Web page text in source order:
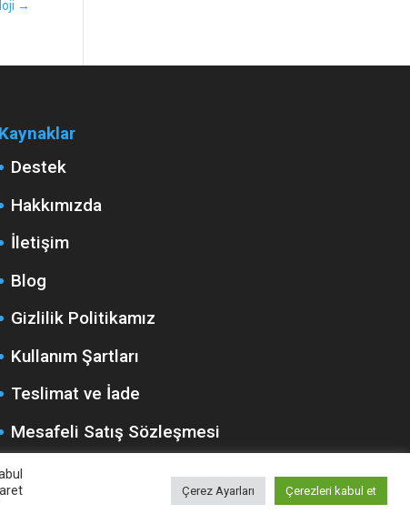
→
Kaynaklar
Destek
Hakkımızda
İletişim
Blog
Gizlilik Politikamız
Kullanım Şartları
Teslimat ve İade
Mesafeli Satış Sözleşmesi
Çerez Ayarları Çerezleri kabul et